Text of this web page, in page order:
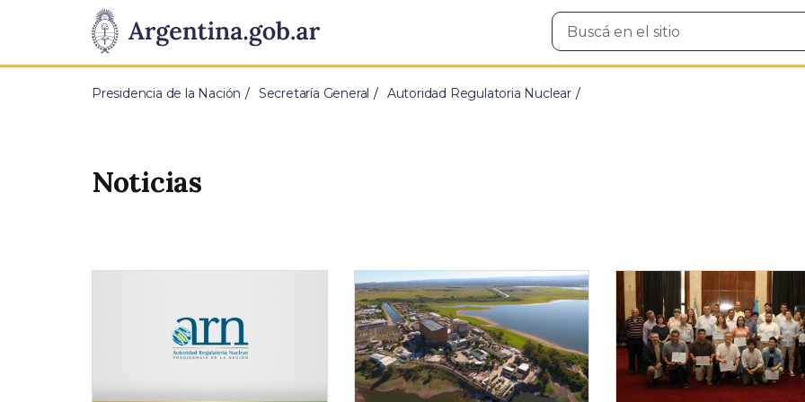
Presidencia
de
Pasar al contenido principal
Buscar
en
Presidencia de la Nación Secretaría General Autoridad Regulatoria Nuclear
Noticias